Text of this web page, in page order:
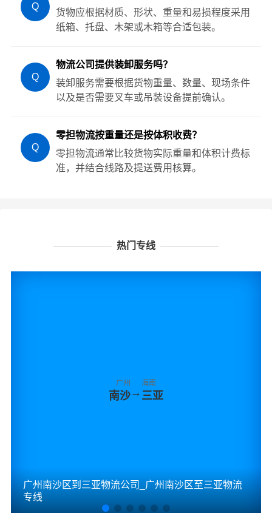
Q
货物应根据材质、形状、重量和易损程度采用
纸箱、托盘、木架或木箱等合适包装。
Q
物流公司提供装卸服务吗？
装卸服务需要根据货物重量、数量、现场条件
以及是否需要叉车或吊装设备提前确认。
Q
零担物流按重量还是按体积收费？
零担物流通常比较货物实际重量和体积计费标
准，并结合线路及提送费用核算。
热门专线
广州
南沙→
海南
三亚
广州南沙区到三亚物流公司_广州南沙区至三亚物流
专线